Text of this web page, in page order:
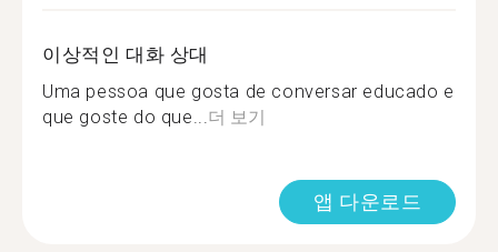
이상적인 대화 상대
Uma pessoa que gosta de conversar educado e
que goste do que...더 보기
앱 다운로드